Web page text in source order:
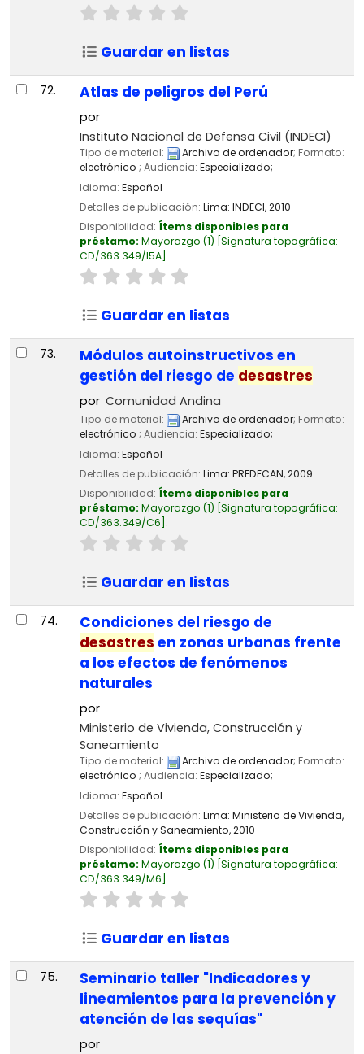
Guardar en listas
72. Atlas de peligros del Perú
por
Instituto Nacional de Defensa Civil (INDECI)
Tipo de material: Archivo de ordenador; Formato:
electrónico ; Audiencia: Especializado;
Idioma: Español
Detalles de publicación: Lima: INDECI,2010
Disponibilidad: Ítems disponibles para
préstamo: Mayorazgo (1) Signatura topográfica:
CD/363.349/I5A .
Guardar en listas
73.
Módulos autoinstructivos en
gestión del riesgo de desastres
por Comunidad Andina
Tipo de material: Archivo de ordenador; Formato:
electrónico ; Audiencia: Especializado;
Idioma: Español
Detalles de publicación: Lima: PREDECAN,2009
Disponibilidad: Ítems disponibles para
préstamo: Mayorazgo (1) Signatura topográfica:
CD/363.349/C6 .
Guardar en listas
74.
Condiciones del riesgo de
desastres en zonas urbanas frente
a los efectos de fenómenos
naturales
por
Ministerio de Vivienda, Construcción y
Saneamiento
Tipo de material: Archivo de ordenador; Formato:
electrónico ; Audiencia: Especializado;
Idioma: Español
Detalles de publicación: Lima: Ministerio de Vivienda,
Construcción y Saneamiento,2010
Disponibilidad: Ítems disponibles para
préstamo: Mayorazgo (1) Signatura topográfica:
CD/363.349/M6 .
Guardar en listas
75.
Seminario taller "Indicadores y
lineamientos para la prevención y
atención de las sequías"
por